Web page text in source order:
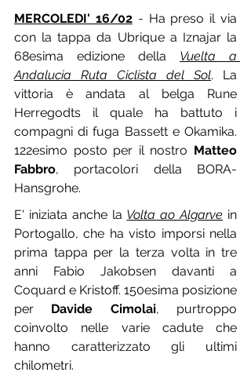
MERCOLEDI' 16/02 - Ha preso il via
con la tappa da Ubrique a Iznajar la
68esima edizione della Vuelta a
Andalucia Ruta Ciclista del Sol. La
vittoria è andata al belga Rune
Herregodts il quale ha battuto i
compagni di fuga Bassett e Okamika.
122esimo posto per il nostro Matteo
Fabbro, portacolori della BORA-
Hansgrohe.
E' iniziata anche la Volta ao Algarve in
Portogallo, che ha visto imporsi nella
prima tappa per la terza volta in tre
anni Fabio Jakobsen davanti a
Coquard e Kristoff. 150esima posizione
per Davide Cimolai, purtroppo
coinvolto nelle varie cadute che
hanno caratterizzato gli ultimi
chilometri.